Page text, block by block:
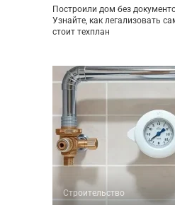
Построили дом без
Узнайте, как легализовать
стоит техплан
Строительство